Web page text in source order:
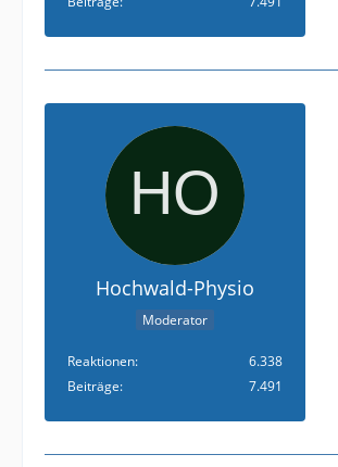
Hochwald-Physio
Moderator
Reaktionen
6.338
Beiträge
7.491